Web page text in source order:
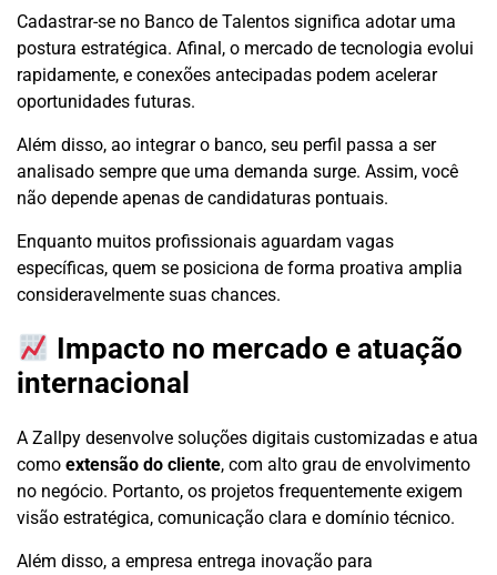
Cadastrar-se no Banco de Talentos significa adotar uma
postura estratégica. Afinal, o mercado de tecnologia evolui
rapidamente, e conexões antecipadas podem acelerar
oportunidades futuras.
Além disso, ao integrar o banco, seu perfil passa a ser
analisado sempre que uma demanda surge. Assim, você
não depende apenas de candidaturas pontuais.
Enquanto muitos profissionais aguardam vagas
específicas, quem se posiciona de forma proativa amplia
consideravelmente suas chances.
Impacto no mercado e atuação
internacional
A Zallpy desenvolve soluções digitais customizadas e atua
como extensão do cliente, com alto grau de envolvimento
no negócio. Portanto, os projetos frequentemente exigem
visão estratégica, comunicação clara e domínio técnico.
Além disso, a empresa entrega inovação para